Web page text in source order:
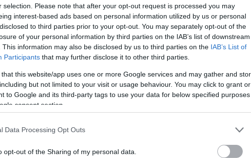
selection. Please note that after your opt-out request is processed you may
interest-based ads based on personal information utilized by us or personal
to third parties prior to your opt-out. You may separately opt-out of the
of your personal information by third parties on the IAB’s list of downstream
This information may also be disclosed by us to third parties on the IAB’s List of
Participants that may further disclose it to other third parties.
that this website/app uses one or more Google services and may gather and
but not limited to your visit or usage behaviour. You may click to grant or
to Google and its third-party tags to use your data for below specified purposes
consent section.
Data Processing Opt Outs
opt-out of the Sharing of my personal data.
αλλαγές περισσότερο
και πώς αυτές μεταφράζονται
κοινωνικό πείραμα που μας έχει
αγάπη σου από απόσταση.Πιστεύω
θα βρίσκεται στη ζωή μας και στο
Νόστος Μεζέ: Μια
ταβέρνα στη Νέα
όπου το κρέας